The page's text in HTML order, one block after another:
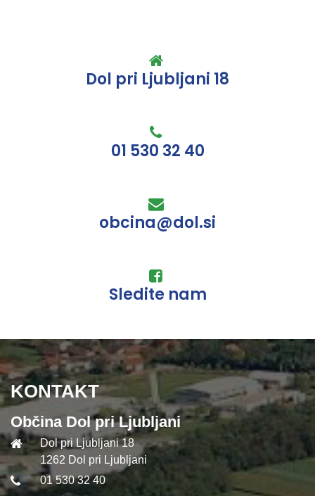
Dol pri Ljubljani 18
01 530 32 40
obcina@dol.si
Sledite nam
KONTAKT
Občina Dol pri Ljubljani
Dol pri Ljubljani 18
1262 Dol pri Ljubljani
01 530 32 40